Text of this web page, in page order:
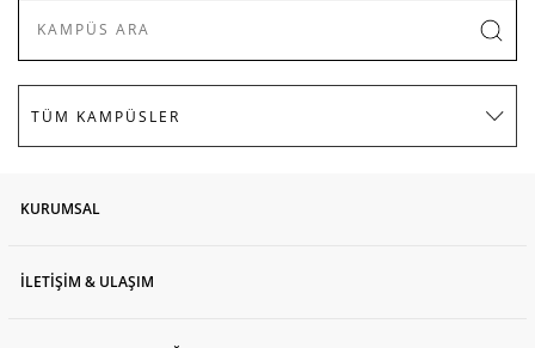
KURUMSAL
İLETİŞİM & ULAŞIM